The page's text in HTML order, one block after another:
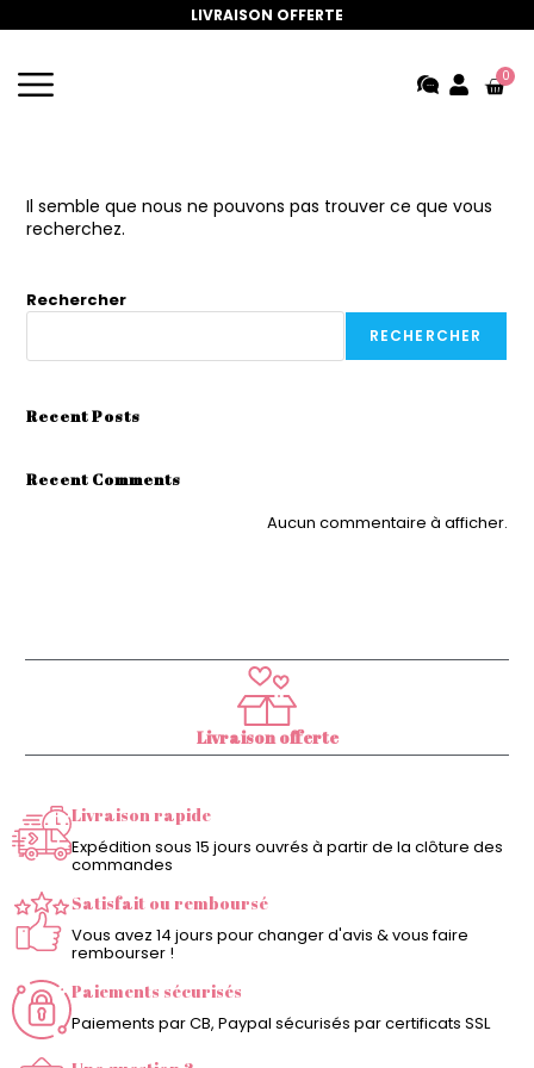
LIVRAISON OFFERTE
0
Il semble que nous ne pouvons pas trouver ce que vous
recherchez.
Rechercher
RECHERCHER
Recent Posts
Recent Comments
Aucun commentaire à afficher.
Livraison offerte
Livraison rapide
Expédition sous 15 jours ouvrés à partir de la clôture des
commandes
Satisfait ou remboursé
Vous avez 14 jours pour changer d'avis & vous faire
rembourser !
Paiements sécurisés
Paiements par CB, Paypal sécurisés par certificats SSL